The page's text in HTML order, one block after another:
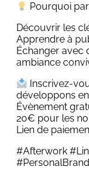
Pourquoi
Découvrir les
Apprendre à
Échanger avec
ambiance
Inscrivez-
développons
Évènement
20€ pour les
Lien de
#Afterwork